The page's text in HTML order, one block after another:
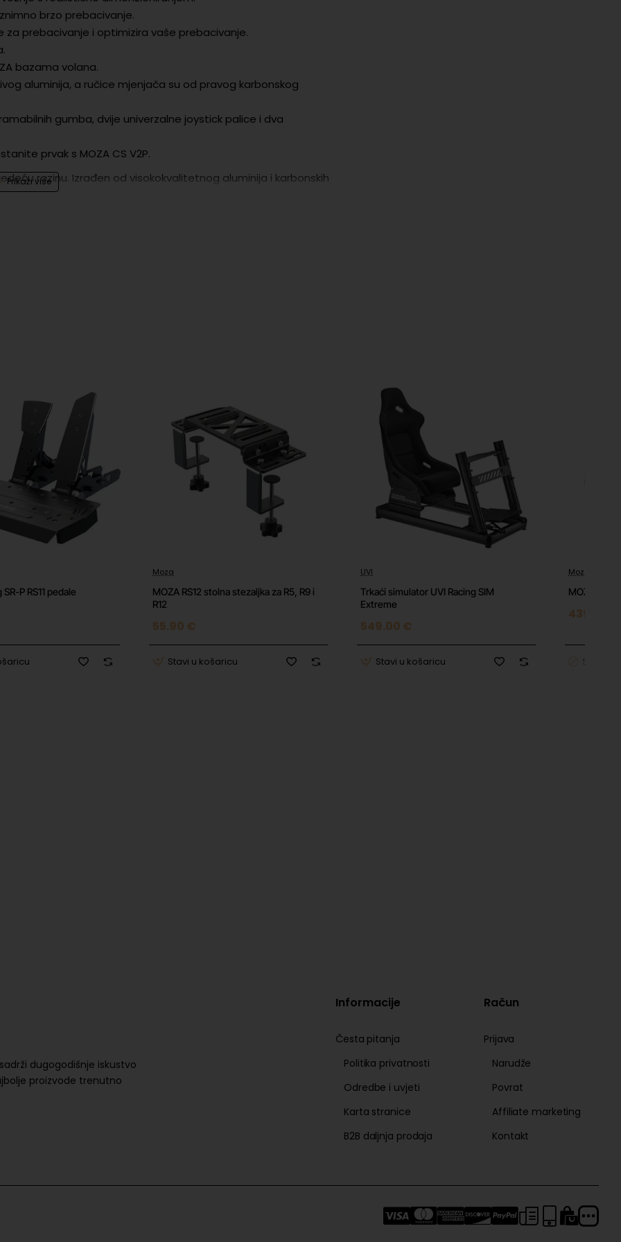
brzo prebacivanje.
za prebacivanje i optimizira vaše prebacivanje.
bazama volana.
aluminija, a ručice mjenjača su od pravog karbonskog
gumba, dvije univerzalne joystick palice i dva
prvak s MOZA CS V2P.
razinu. Izrađen od visokokvalitetnog aluminija i karbonskih
Realistična veličina od 13 inča omogućuje vam osjećaj
vlakna
Ling Industrial, Park Ave Xili, Nanshan District,
P RS11 pedale
Moza
MOZA RS12 stolna stezaljka za R5, R9 i
R12
55.90 €
Stavi u košaricu
UVI
Trkaći simulator UVI Racing SIM
Extreme
549.00 €
Stavi u košaricu
Moza
MOZA R9
439.20 €
Stavi u
dugogodišnje iskustvo
proizvode trenutno
Informacije
Česta pitanja
Politika privatnosti
Odredbe i uvjeti
Karta stranice
B2B daljnja prodaja
Račun
Prijava
Narudže
Povrat
Affiliate marketing
Kontakt